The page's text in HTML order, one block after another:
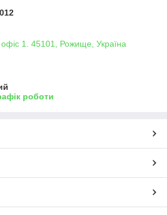
офіс 1. 45101, Рожище, Україна
роботи